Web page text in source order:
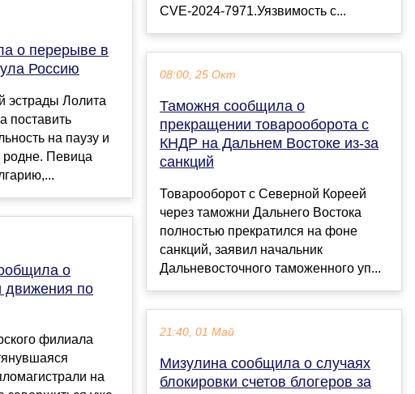
о перерыве в
Россию
эстрады Лолита
поставить
на паузу и
родне. Певица
о
движения по
филиала
на
CVE-2024-7971.Уязвимость с...
08:00, 25 Окт
Таможня сообщила о
прекращении товарооборота с
КНДР на Дальнем Востоке из-за
санкций
Товарооборот с Северной Кореей
через таможни Дальнего Востока
полностью прекратился на фоне
санкций, заявил начальник
Дальневосточного таможенного уп...
21:40, 01 Май
Мизулина сообщила о случаях
блокировки счетов блогеров за